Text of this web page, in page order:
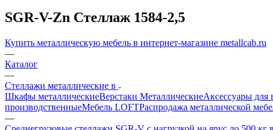
SGR-V-Zn Стеллаж 1584-2,5
Купить металлическую мебель в интернет-магазине metallcab.ru
—
Каталог
—
Стеллажи металлические в
Шкафы металлическиеВерстаки МеталлическиеАксессуары для
производственныеМебель LOFTРаспродажа металлической
—